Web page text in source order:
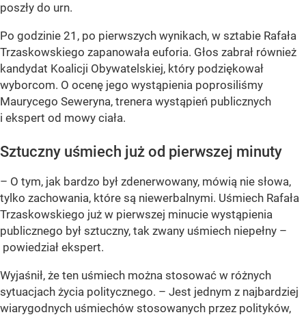
poszły do urn.
Po godzinie 21, po pierwszych wynikach, w sztabie Rafała
Trzaskowskiego zapanowała euforia. Głos zabrał również
kandydat Koalicji Obywatelskiej, który podziękował
wyborcom. O ocenę jego wystąpienia poprosiliśmy
Maurycego Seweryna, trenera wystąpień publicznych
i ekspert od mowy ciała.
Sztuczny uśmiech już od pierwszej minuty
– O tym, jak bardzo był zdenerwowany, mówią nie słowa,
tylko zachowania, które są niewerbalnymi. Uśmiech Rafała
Trzaskowskiego już w pierwszej minucie wystąpienia
publicznego był sztuczny, tak zwany uśmiech niepełny –
powiedział ekspert.
Wyjaśnił, że ten uśmiech można stosować w różnych
sytuacjach życia politycznego. – Jest jednym z najbardziej
wiarygodnych uśmiechów stosowanych przez polityków,